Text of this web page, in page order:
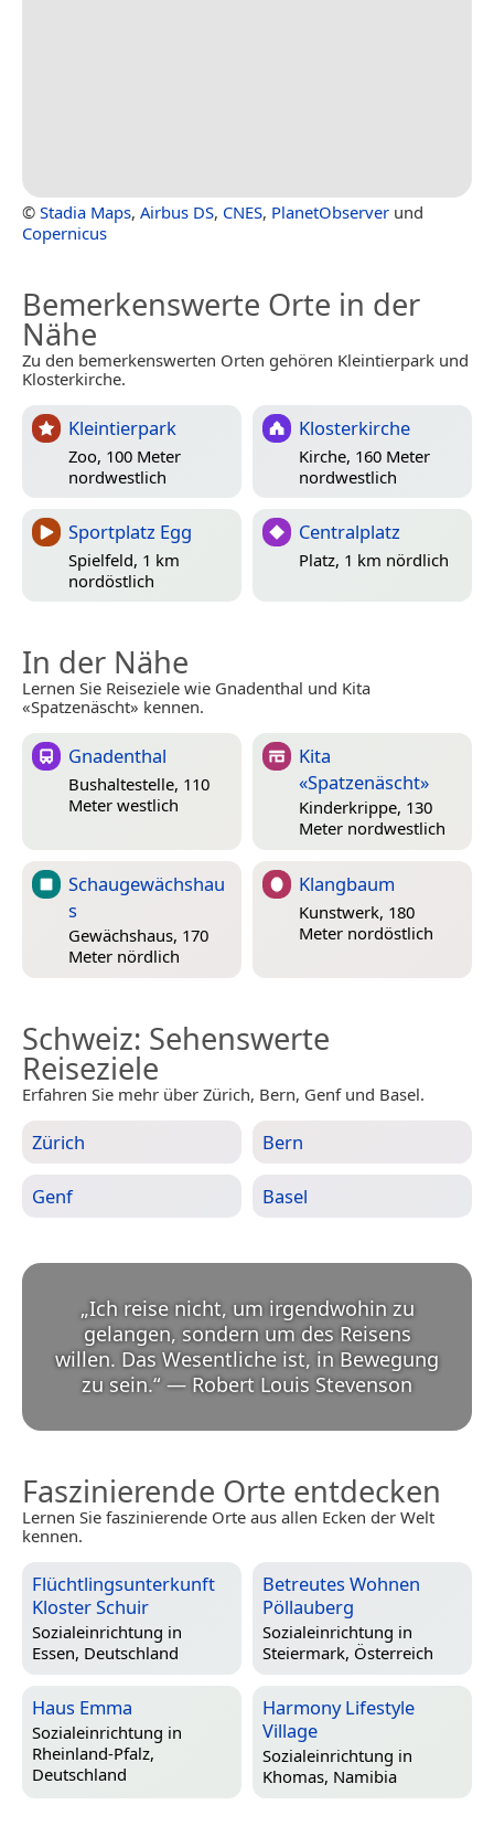
© Stadia Maps, Airbus DS, CNES, PlanetObserver und
Copernicus
Bemerkenswerte Orte in der
Nähe
Zu den bemerkenswerten Orten gehören Kleintierpark und
Klosterkirche.
Kleintierpark
Zoo, 100 Meter
nordwestlich
Klosterkirche
Kirche, 160 Meter
nordwestlich
Sportplatz Egg
Spielfeld, 1 km
nordöstlich
Centralplatz
Platz, 1 km nördlich
In der Nähe
Lernen Sie Reiseziele wie Gnadenthal und Kita
«Spatzenäscht» kennen.
Gnadenthal
Bushaltestelle, 110
Meter westlich
Kita
«Spatzenäscht»
Kinderkrippe, 130
Meter nordwestlich
Schaugewächshau
s
Gewächshaus, 170
Meter nördlich
Klangbaum
Kunstwerk, 180
Meter nordöstlich
Schweiz: Sehenswerte
Reiseziele
Erfahren Sie mehr über Zürich, Bern, Genf und Basel.
Zürich Bern
Genf Basel
„Ich reise nicht, um irgendwohin zu
gelangen, sondern um des Reisens
willen. Das Wesentliche ist, in Bewegung
zu sein.“ — Robert Louis Stevenson
Faszinierende Orte entdecken
Lernen Sie faszinierende Orte aus allen Ecken der Welt
kennen.
Flüchtlingsunterkunft
Kloster Schuir
Sozialeinrichtung in
Essen, Deutschland
Betreutes Wohnen
Pöllauberg
Sozialeinrichtung in
Steiermark, Österreich
Haus Emma
Sozialeinrichtung in
Rheinland-Pfalz,
Deutschland
Harmony Lifestyle
Village
Sozialeinrichtung in
Khomas, Namibia